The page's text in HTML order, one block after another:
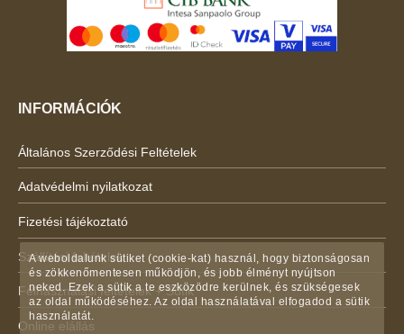
INFORMÁCIÓK
Általános Szerződési Feltételek
Adatvédelmi nyilatkozat
Fizetési tájékoztató
Szállítási feltételek
Felhasználási feltételek + Sütik
Online elállás
A weboldalunk sütiket (cookie-kat) használ, hogy biztonságosan
és zökkenőmentesen működjön, és jobb élményt nyújtson
neked. Ezek a sütik a te eszközödre kerülnek, és szükségesek
az oldal működéséhez. Az oldal használatával elfogadod a sütik
használatát.